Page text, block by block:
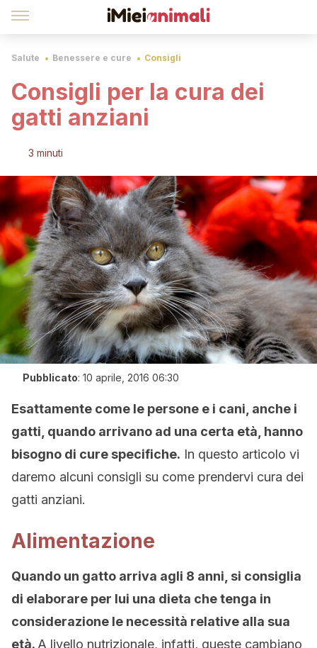
Salute Benessere e cure Consigli
Consigli per la cura dei
gatti anziani
3 minuti
Pubblicato: 10 aprile, 2016 06:30
Esattamente come le persone e i cani, anche i
gatti, quando arrivano ad una certa età, hanno
bisogno di cure specifiche. In questo articolo vi
daremo alcuni consigli su come prendervi cura dei
gatti anziani.
Alimentazione
Quando un gatto arriva agli 8 anni, si consiglia
di elaborare per lui una dieta che tenga in
considerazione le necessità relative alla sua
età. A livello nutrizionale, infatti, queste cambiano